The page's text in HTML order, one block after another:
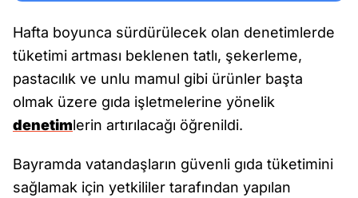
Hafta boyunca sürdürülecek olan denetimlerde
tüketimi artması beklenen tatlı, şekerleme,
pastacılık ve unlu mamul gibi ürünler başta
olmak üzere gıda işletmelerine yönelik
denetimlerin artırılacağı öğrenildi.
Bayramda vatandaşların güvenli gıda tüketimini
sağlamak için yetkililer tarafından yapılan